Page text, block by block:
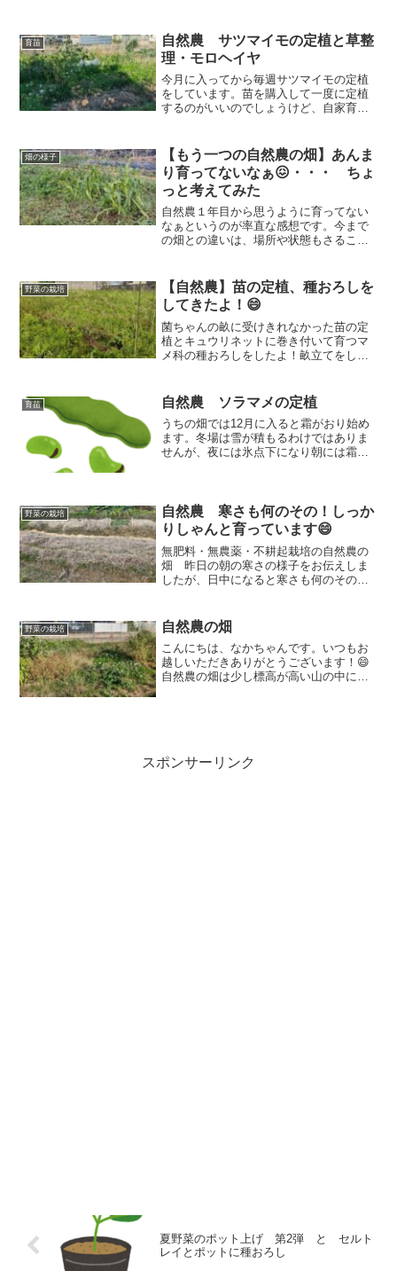
育苗
自然農 サツマイモの定植と草整
理・モロヘイヤ
今月に入ってから毎週サツマイモの定植
をしています。苗を購入して一度に定植
するのがいいのでしょうけど、自家育苗
植しました。今回は採った苗を植えたの
ですが、すでに発根していたので安心し
てそのまま定植ができました。
畑の様子
【もう一つの自然農の畑】あんま
り育ってないなぁ😖・・・ ちょ
っと考えてみた
自然農１年目から思うように育ってない
なぁというのが率直な感想です。今まで
の畑との違いは、場所や状態もさること
た畝と平畝で野菜の生育の違いを比較し
ようと思いましたよ。
野菜の栽培
【自然農】苗の定植、種おろしを
してきたよ！😄
菌ちゃんの畝に受けきれなかった苗の定
植とキュウリネットに巻き付いて育つマ
メ科の種おろしをしたよ！畝立てをして
くれました。
育苗 自然農 ソラマメの定植
うちの畑では12月に入ると霜がおり始め
ます。冬場は雪が積もるわけではありま
せんが、夜には氷点下になり朝には霜柱
メを定植してしっかりと根を張って冬越
しの準備をしてもらおうと思います。
野菜の栽培
自然農 寒さも何のその！しっか
りしゃんと育っています😄
無肥料・無農薬・不耕起栽培の自然農の
畑 昨日の朝の寒さの様子をお伝えしま
したが、日中になると寒さも何のその！
かり生き抜いてくれているって野菜たち
は凄いですね！
野菜の栽培 自然農の畑
こんにちは、なかちゃんです。いつもお
越しいただきありがとうございます！😄
自然農の畑は少し標高が高い山の中にあ
スポンサーリンク
夏野菜のポット上げ 第2弾 と セルト
レイとポットに種おろし